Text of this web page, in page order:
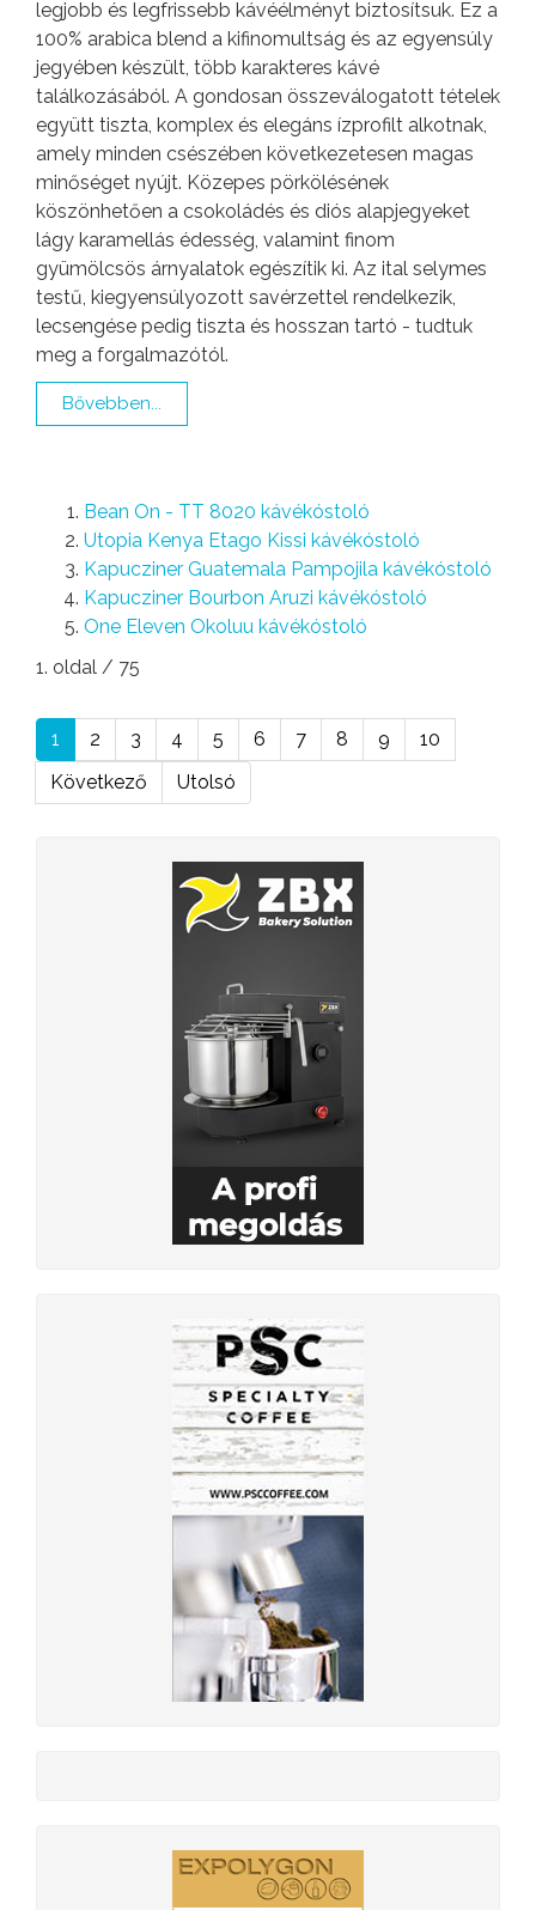
legjobb és legfrissebb kávéélményt biztosítsuk. Ez a
100% arabica blend a kifinomultság és az egyensúly
jegyében készült, több karakteres kávé
találkozásából. A gondosan összeválogatott tételek
együtt tiszta, komplex és elegáns ízprofilt alkotnak,
amely minden csészében következetesen magas
minőséget nyújt. Közepes pörkölésének
köszönhetően a csokoládés és diós alapjegyeket
lágy karamellás édesség, valamint finom
gyümölcsös árnyalatok egészítik ki. Az ital selymes
testű, kiegyensúlyozott savérzettel rendelkezik,
lecsengése pedig tiszta és hosszan tartó - tudtuk
meg a forgalmazótól.
Bővebben...
Bean On - TT 8020 kávékóstoló
Utopia Kenya Etago Kissi kávékóstoló
Kapucziner Guatemala Pampojila kávékóstoló
Kapucziner Bourbon Aruzi kávékóstoló
One Eleven Okoluu kávékóstoló
1. oldal / 75
1 2 3 4 5 6 7 8 9
10
Következő
Utolsó